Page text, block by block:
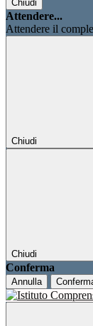
Chiudi
Attendere...
Attendere il
Chiudi
Chiudi
Conferma
Annulla